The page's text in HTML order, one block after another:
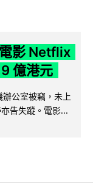
影 Netflix
億港元
辦公室被竊，未上
告失蹤。電影...